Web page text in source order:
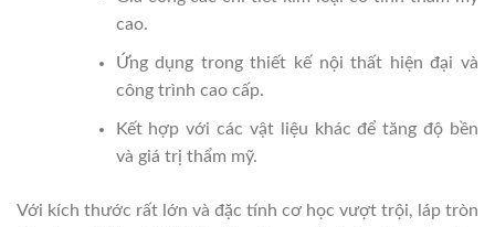
cao.
Ứng dụng trong thiết kế nội thất hiện đại và
công trình cao cấp.
Kết hợp với các vật liệu khác để tăng độ bền
và giá trị thẩm mỹ.
Với kích thước rất lớn và đặc tính cơ học vượt trội, láp tròn